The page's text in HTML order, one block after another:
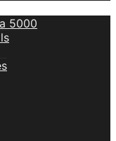
5000